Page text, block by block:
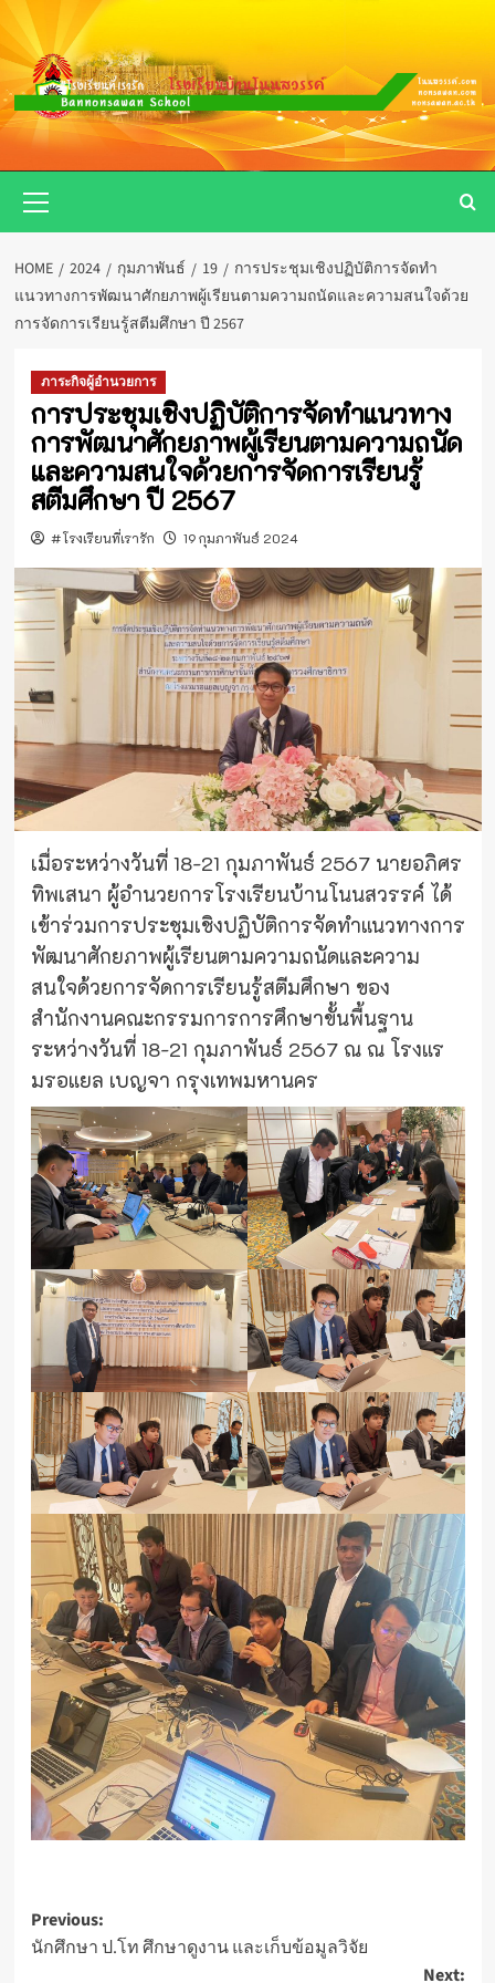
Skip
content
Menu
HOME 2024 กุมภาพันธ์ 19
การประชุมเชิงปฏิบัติการจัดทำ
แนวทางการพัฒนาศักยภาพผู้เรียนตามความถนัดและความสนใจด้วย
การจัดการเรียนรู้สตีมศึกษา ปี 2567
ภาระกิจผู้อำนวยการ
การประชุมเชิงปฏิบัติการจัดทำแนวทาง
การพัฒนาศักยภาพผู้เรียนตามความถนัด
และความสนใจด้วยการจัดการเรียนรู้
สตีมศึกษา ปี 2567
#โรงเรียนที่เรารัก 19 กุมภาพันธ์ 2024
เมื่อระหว่างวันที่ 18-21 กุมภาพันธ์ 2567 นายอภิศร
ทิพเสนา ผู้อำนวยการโรงเรียนบ้านโนนสวรรค์ ได้
เข้าร่วมการประชุมเชิงปฏิบัติการจัดทำแนวทางการ
พัฒนาศักยภาพผู้เรียนตามความถนัดและความ
สนใจด้วยการจัดการเรียนรู้สตีมศึกษา ของ
สำนักงานคณะกรรมการการศึกษาขั้นพื้นฐาน
ระหว่างวันที่ 18-21 กุมภาพันธ์ 2567 ณ ณ โรงแร
มรอแยล เบญจา กรุงเทพมหานคร
Post
navigation
Previous:
นักศึกษา ป.โท ศึกษาดูงาน และเก็บข้อมูลวิจัย
Next: